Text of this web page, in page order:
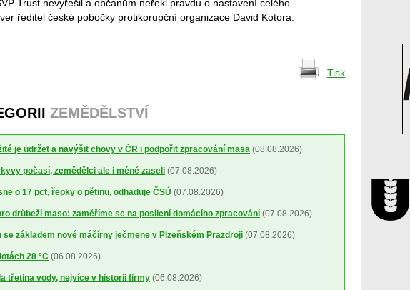
Trust nevyřešil a občanům neřekl pravdu o nastavení celého
ředitel české pobočky protikorupční organizace David Kotora.
Tisk
ZEMĚDĚLSTVÍ
je udržet a navýšit chovy v ČR i podpořit zpracování masa (08.08.2026)
počasí, zemědělci ale i méně zaseli (07.08.2026)
o 17 pct, řepky o pětinu, odhaduje ČSÚ (07.08.2026)
drůbeží maso: zaměříme se na posílení domácího zpracování (07.08.2026)
se základem nové máčírny ječmene v Plzeňském Prazdroji (07.08.2026)
28 °C (06.08.2026)
třetina vody, nejvíce v historii firmy (06.08.2026)